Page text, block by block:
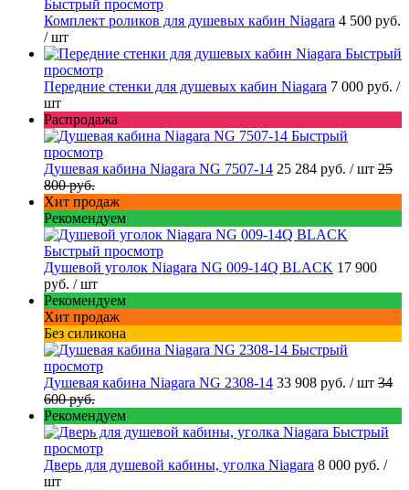
Быстрый просмотр
Комплект роликов для душевых кабин Niagara 4 500 руб.
/ шт
Быстрый
просмотр
Передние стенки для душевых кабин Niagara 7 000 руб. /
шт
Распродажа
Быстрый
просмотр
Душевая кабина Niagara NG 7507-14 25 284 руб. / шт 25
800 руб.
Хит продаж
Рекомендуем
Быстрый просмотр
Душевой уголок Niagara NG 009-14Q BLACK 17 900
руб. / шт
Рекомендуем
Хит продаж
Без силикона
Быстрый
просмотр
Душевая кабина Niagara NG 2308-14 33 908 руб. / шт 34
600 руб.
Рекомендуем
Быстрый
просмотр
Дверь для душевой кабины, уголка Niagara 8 000 руб. /
шт